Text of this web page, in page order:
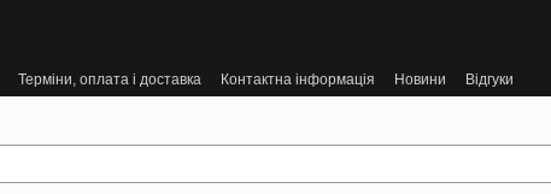
Терміни, оплата і доставка Контактна інформація Новини Відгуки